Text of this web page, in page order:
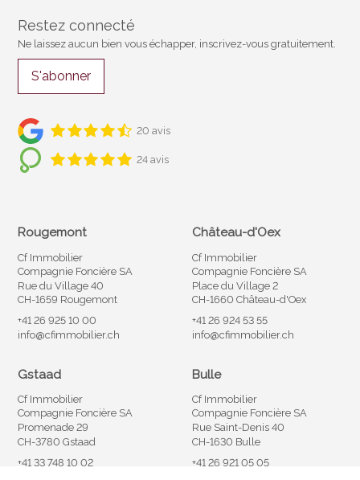
Restez connecté
Ne laissez aucun bien vous échapper, inscrivez-vous gratuitement.
S'abonner
20 avis
24 avis
Rougemont
Cf Immobilier
Compagnie Foncière SA
Rue du Village 40
CH-1659 Rougemont
+41 26 925 10 00
info@cfimmobilier.ch
Château-d'Oex
Cf Immobilier
Compagnie Foncière SA
Place du Village 2
CH-1660 Château-d'Oex
+41 26 924 53 55
info@cfimmobilier.ch
Gstaad
Cf Immobilier
Compagnie Foncière SA
Promenade 29
CH-3780 Gstaad
+41 33 748 10 02
Bulle
Cf Immobilier
Compagnie Foncière SA
Rue Saint-Denis 40
CH-1630 Bulle
+41 26 921 05 05